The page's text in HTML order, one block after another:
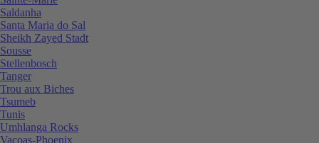
Saldanha
Santa Maria do Sal
Sheikh Zayed Stadt
Sousse
Stellenbosch
Tanger
Trou aux Biches
Tsumeb
Tunis
Umhlanga Rocks
Vacoas-Phoenix